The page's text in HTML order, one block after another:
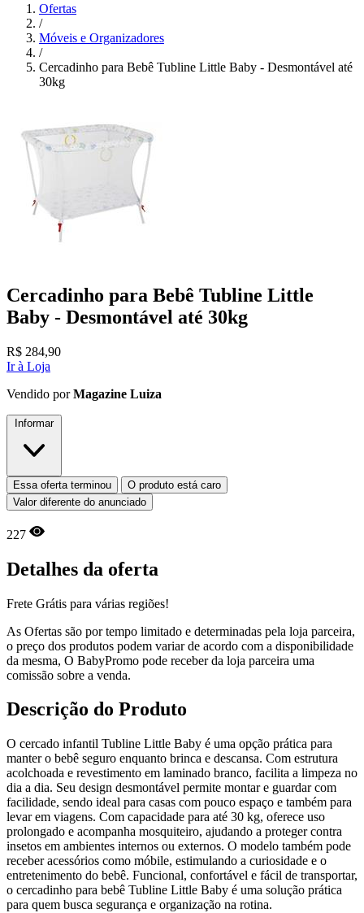
Ofertas
/
Móveis e Organizadores
/
Cercadinho para Bebê Tubline Little Baby - Desmontável até
30kg
Cercadinho para Bebê Tubline Little
Baby - Desmontável até 30kg
R$ 284,90
Ir à Loja
Vendido porMagazine Luiza
Informar
Essa oferta terminou
O produto está caro
Valor diferente do anunciado
227
Detalhes da oferta
Frete Grátis para várias regiões!
As Ofertas são por tempo limitado e determinadas pela loja parceira,
o preço dos produtos podem variar de acordo com a disponibilidade
da mesma, O BabyPromo pode receber da loja parceira uma
comissão sobre a venda.
Descrição do Produto
O cercado infantil Tubline Little Baby é uma opção prática para
manter o bebê seguro enquanto brinca e descansa. Com estrutura
acolchoada e revestimento em laminado branco, facilita a limpeza no
dia a dia. Seu design desmontável permite montar e guardar com
facilidade, sendo ideal para casas com pouco espaço e também para
levar em viagens. Com capacidade para até 30 kg, oferece uso
prolongado e acompanha mosquiteiro, ajudando a proteger contra
insetos em ambientes internos ou externos. O modelo também pode
receber acessórios como móbile, estimulando a curiosidade e o
entretenimento do bebê. Funcional, confortável e fácil de transportar,
o cercadinho para bebê Tubline Little Baby é uma solução prática
para quem busca segurança e organização na rotina.